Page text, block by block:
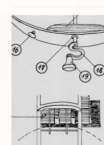
Suchen
nach: